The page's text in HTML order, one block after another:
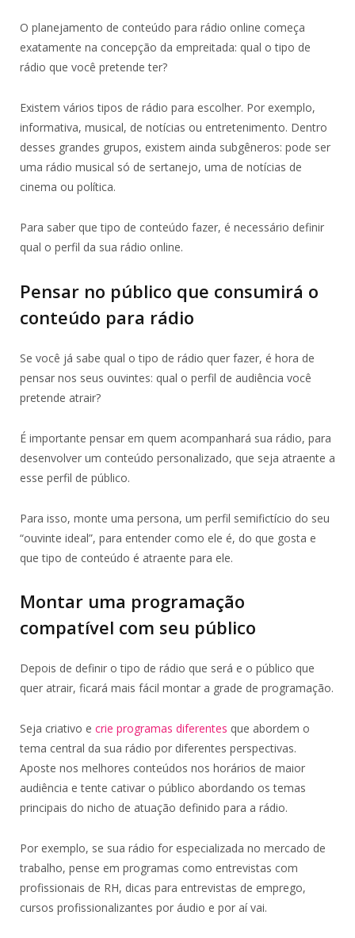
O planejamento de conteúdo para rádio online começa
exatamente na concepção da empreitada: qual o tipo de
rádio que você pretende ter?
Existem vários tipos de rádio para escolher. Por exemplo,
informativa, musical, de notícias ou entretenimento. Dentro
desses grandes grupos, existem ainda subgêneros: pode ser
uma rádio musical só de sertanejo, uma de notícias de
cinema ou política.
Para saber que tipo de conteúdo fazer, é necessário definir
qual o perfil da sua rádio online.
Pensar no público que consumirá o
conteúdo para rádio
Se você já sabe qual o tipo de rádio quer fazer, é hora de
pensar nos seus ouvintes: qual o perfil de audiência você
pretende atrair?
É importante pensar em quem acompanhará sua rádio, para
desenvolver um conteúdo personalizado, que seja atraente a
esse perfil de público.
Para isso, monte uma persona, um perfil semifictício do seu
“ouvinte ideal”, para entender como ele é, do que gosta e
que tipo de conteúdo é atraente para ele.
Montar uma programação
compatível com seu público
Depois de definir o tipo de rádio que será e o público que
quer atrair, ficará mais fácil montar a grade de programação.
Seja criativo e crie programas diferentes que abordem o
tema central da sua rádio por diferentes perspectivas.
Aposte nos melhores conteúdos nos horários de maior
audiência e tente cativar o público abordando os temas
principais do nicho de atuação definido para a rádio.
Por exemplo, se sua rádio for especializada no mercado de
trabalho, pense em programas como entrevistas com
profissionais de RH, dicas para entrevistas de emprego,
cursos profissionalizantes por áudio e por aí vai.